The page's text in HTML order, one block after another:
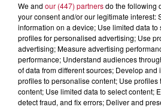
We and our (447) partnersdo the following
your consent and/or our legitimate interest:
information on a device; Use limited data
profiles for personalised advertising; Use
advertising; Measure advertising
performance; Understand audiences
of data from different sources; Develop
profiles to personalise content; Use profiles
content; Use limited data to select content;
detect fraud, and fix errors; Deliver and